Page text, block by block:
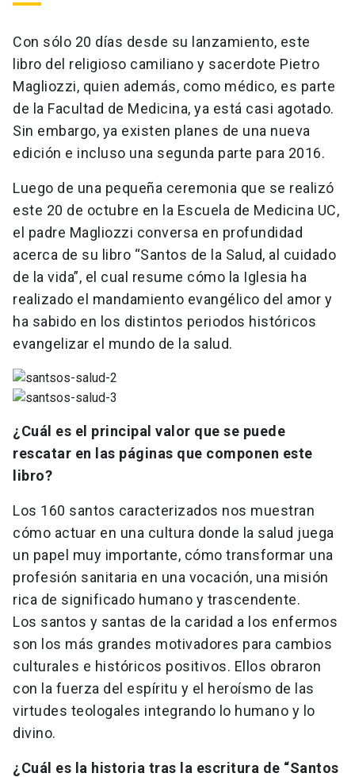
Con sólo 20 días desde su lanzamiento, este
libro del religioso camiliano y sacerdote Pietro
Magliozzi, quien además, como médico, es parte
de la Facultad de Medicina, ya está casi agotado.
Sin embargo, ya existen planes de una nueva
edición e incluso una segunda parte para 2016.
Luego de una pequeña ceremonia que se realizó
este 20 de octubre en la Escuela de Medicina UC,
el padre Magliozzi conversa en profundidad
acerca de su libro “Santos de la Salud, al cuidado
de la vida”, el cual resume cómo la Iglesia ha
realizado el mandamiento evangélico del amor y
ha sabido en los distintos periodos históricos
evangelizar el mundo de la salud.
¿Cuál es el principal valor que se puede
rescatar en las páginas que componen este
libro?
Los 160 santos caracterizados nos muestran
cómo actuar en una cultura donde la salud juega
un papel muy importante, cómo transformar una
profesión sanitaria en una vocación, una misión
rica de significado humano y trascendente.
Los santos y santas de la caridad a los enfermos
son los más grandes motivadores para cambios
culturales e históricos positivos. Ellos obraron
con la fuerza del espíritu y el heroísmo de las
virtudes teologales integrando lo humano y lo
divino.
¿Cuál es la historia tras la escritura de “Santos